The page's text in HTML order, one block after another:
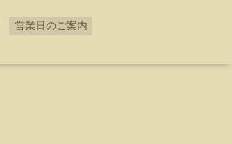
営業日のご案内